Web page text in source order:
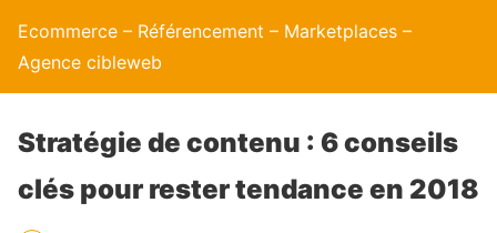
Ecommerce – Référencement – Marketplaces –
Agence cibleweb
Stratégie de contenu : 6 conseils
clés pour rester tendance en 2018